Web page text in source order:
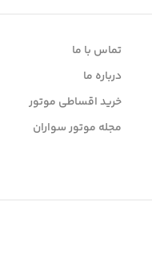
تماس با ما
درباره ما
خرید اقساطی موتور
مجله موتور سواران